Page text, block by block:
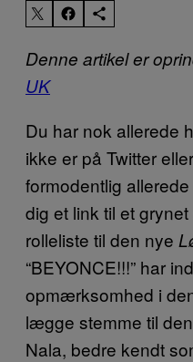
Denne artikel er
UK
Du har nok allerede
ikke er på Twitter
formodentlig
dig et link til et
rolleliste til den nye
“BEYONCE!!!” har
opmærksomhed i
lægge stemme til
Nala, bedre kendt